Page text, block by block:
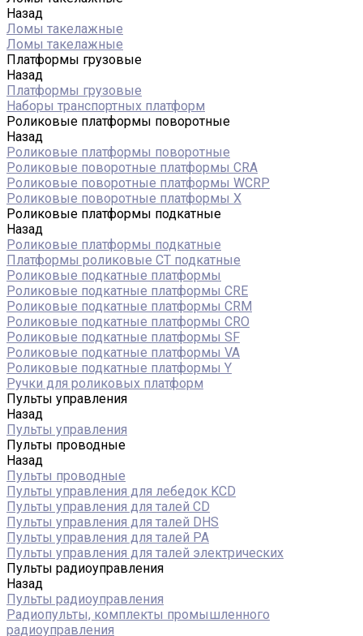
Назад
Ломы такелажные
Ломы такелажные
Платформы грузовые
Назад
Платформы грузовые
Наборы транспортных платформ
Роликовые платформы поворотные
Назад
Роликовые платформы поворотные
Роликовые поворотные платформы CRA
Роликовые поворотные платформы WCRP
Роликовые поворотные платформы X
Роликовые платформы подкатные
Назад
Роликовые платформы подкатные
Платформы роликовые СТ подкатные
Роликовые подкатные платформы
Роликовые подкатные платформы CRE
Роликовые подкатные платформы CRM
Роликовые подкатные платформы CRO
Роликовые подкатные платформы SF
Роликовые подкатные платформы VA
Роликовые подкатные платформы Y
Ручки для роликовых платформ
Пульты управления
Назад
Пульты управления
Пульты проводные
Назад
Пульты проводные
Пульты управления для лебедок KCD
Пульты управления для талей CD
Пульты управления для талей DHS
Пульты управления для талей РА
Пульты управления для талей электрических
Пульты радиоуправления
Назад
Пульты радиоуправления
Радиопульты, комплекты промышленного
радиоуправления